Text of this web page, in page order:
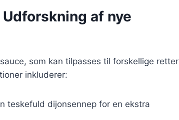
af nye
som kan tilpasses til forskellige retter
inkluderer:
teskefuld dijonsennep for en ekstra